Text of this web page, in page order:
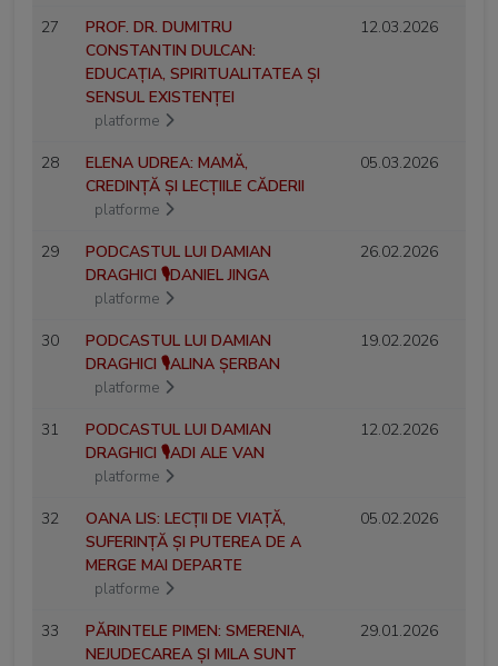
27
PROF. DR. DUMITRU
CONSTANTIN DULCAN:
EDUCAȚIA, SPIRITUALITATEA ȘI
SENSUL EXISTENȚEI
platforme
12.03.2026
28
ELENA UDREA: MAMĂ,
CREDINȚĂ ȘI LECȚIILE CĂDERII
platforme
05.03.2026
29
PODCASTUL LUI DAMIAN
DRAGHICI 🎙️DANIEL JINGA
platforme
26.02.2026
30
PODCASTUL LUI DAMIAN
DRAGHICI 🎙️ALINA ȘERBAN
platforme
19.02.2026
31
PODCASTUL LUI DAMIAN
DRAGHICI 🎙️ADI ALE VAN
platforme
12.02.2026
32
OANA LIS: LECȚII DE VIAȚĂ,
SUFERINȚĂ ȘI PUTEREA DE A
MERGE MAI DEPARTE
platforme
05.02.2026
33
PĂRINTELE PIMEN: SMERENIA,
NEJUDECAREA ȘI MILA SUNT
29.01.2026